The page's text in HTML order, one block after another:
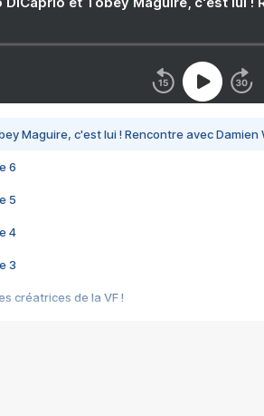
Maguire, c'est lui ! Rencontre avec Damien
6
5
4
3
créatrices de la VF !